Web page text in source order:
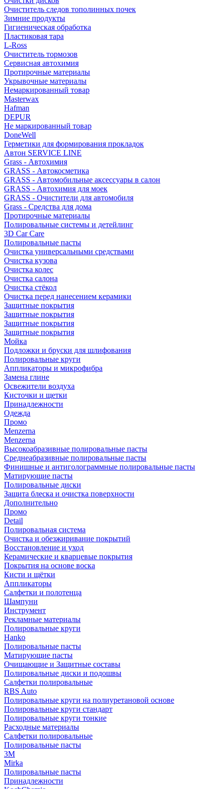
Очиститель следов тополинных почек
Зимние продукты
Гигиеническая обработка
Пластиковая тара
L-Ross
Очиститель тормозов
Сервисная автохимия
Протирочные материалы
Укрывочные материалы
Немаркированный товар
Masterwax
Hafman
DEPUR
Не маркированный товар
DoneWell
Герметики для формирования прокладок
Автон SERVICE LINE
Grass - Автохимия
GRASS - Автокосметика
GRASS - Автомобильные аксессуары в салон
GRASS - Автохимия для моек
GRASS - Очистители для автомобиля
Grass - Средства для дома
Протирочные материалы
Полировальные системы и детейлинг
3D Car Care
Полировальные пасты
Очистка универсальными средствами
Очистка кузова
Очистка колес
Очистка салона
Очистка стёкол
Очистка перед нанесением керамики
Защитные покрытия
Защитные покрытия
Защитные покрытия
Защитные покрытия
Мойка
Подложки и бруски для шлифования
Полировальные круги
Аппликаторы и микрофибра
Замена глине
Освежители воздуха
Кисточки и щетки
Принадлежности
Одежда
Промо
Menzerna
Menzerna
Высокоабразивные полировальные пасты
Среднеабразивные полировальные пасты
Финишные и антиголограммные полировальные пасты
Матирующие пасты
Полировальные диски
Защита блеска и очистка поверхности
Дополнительно
Промо
Detail
Полировальная система
Очистка и обезжиривание покрытий
Восстановление и уход
Керамические и кварцевые покрытия
Покрытия на основе воска
Кисти и щётки
Аппликаторы
Салфетки и полотенца
Шампуни
Инструмент
Рекламные материалы
Полировальные круги
Hanko
Полировальные пасты
Матирующие пасты
Очищающие и Защитные составы
Полировальные диски и подошвы
Салфетки полировальные
RBS Auto
Полировальные круги на полиуретановой основе
Полировальные круги стандарт
Полировальные круги тонкие
Расходные материалы
Салфетки полировальные
Полировальные пасты
3М
Mirka
Полировальные пасты
Принадлежности